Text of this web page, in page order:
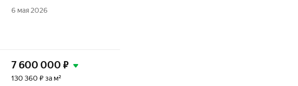
6 мая 2026
7 600 000 ₽
130 360 ₽ за м²